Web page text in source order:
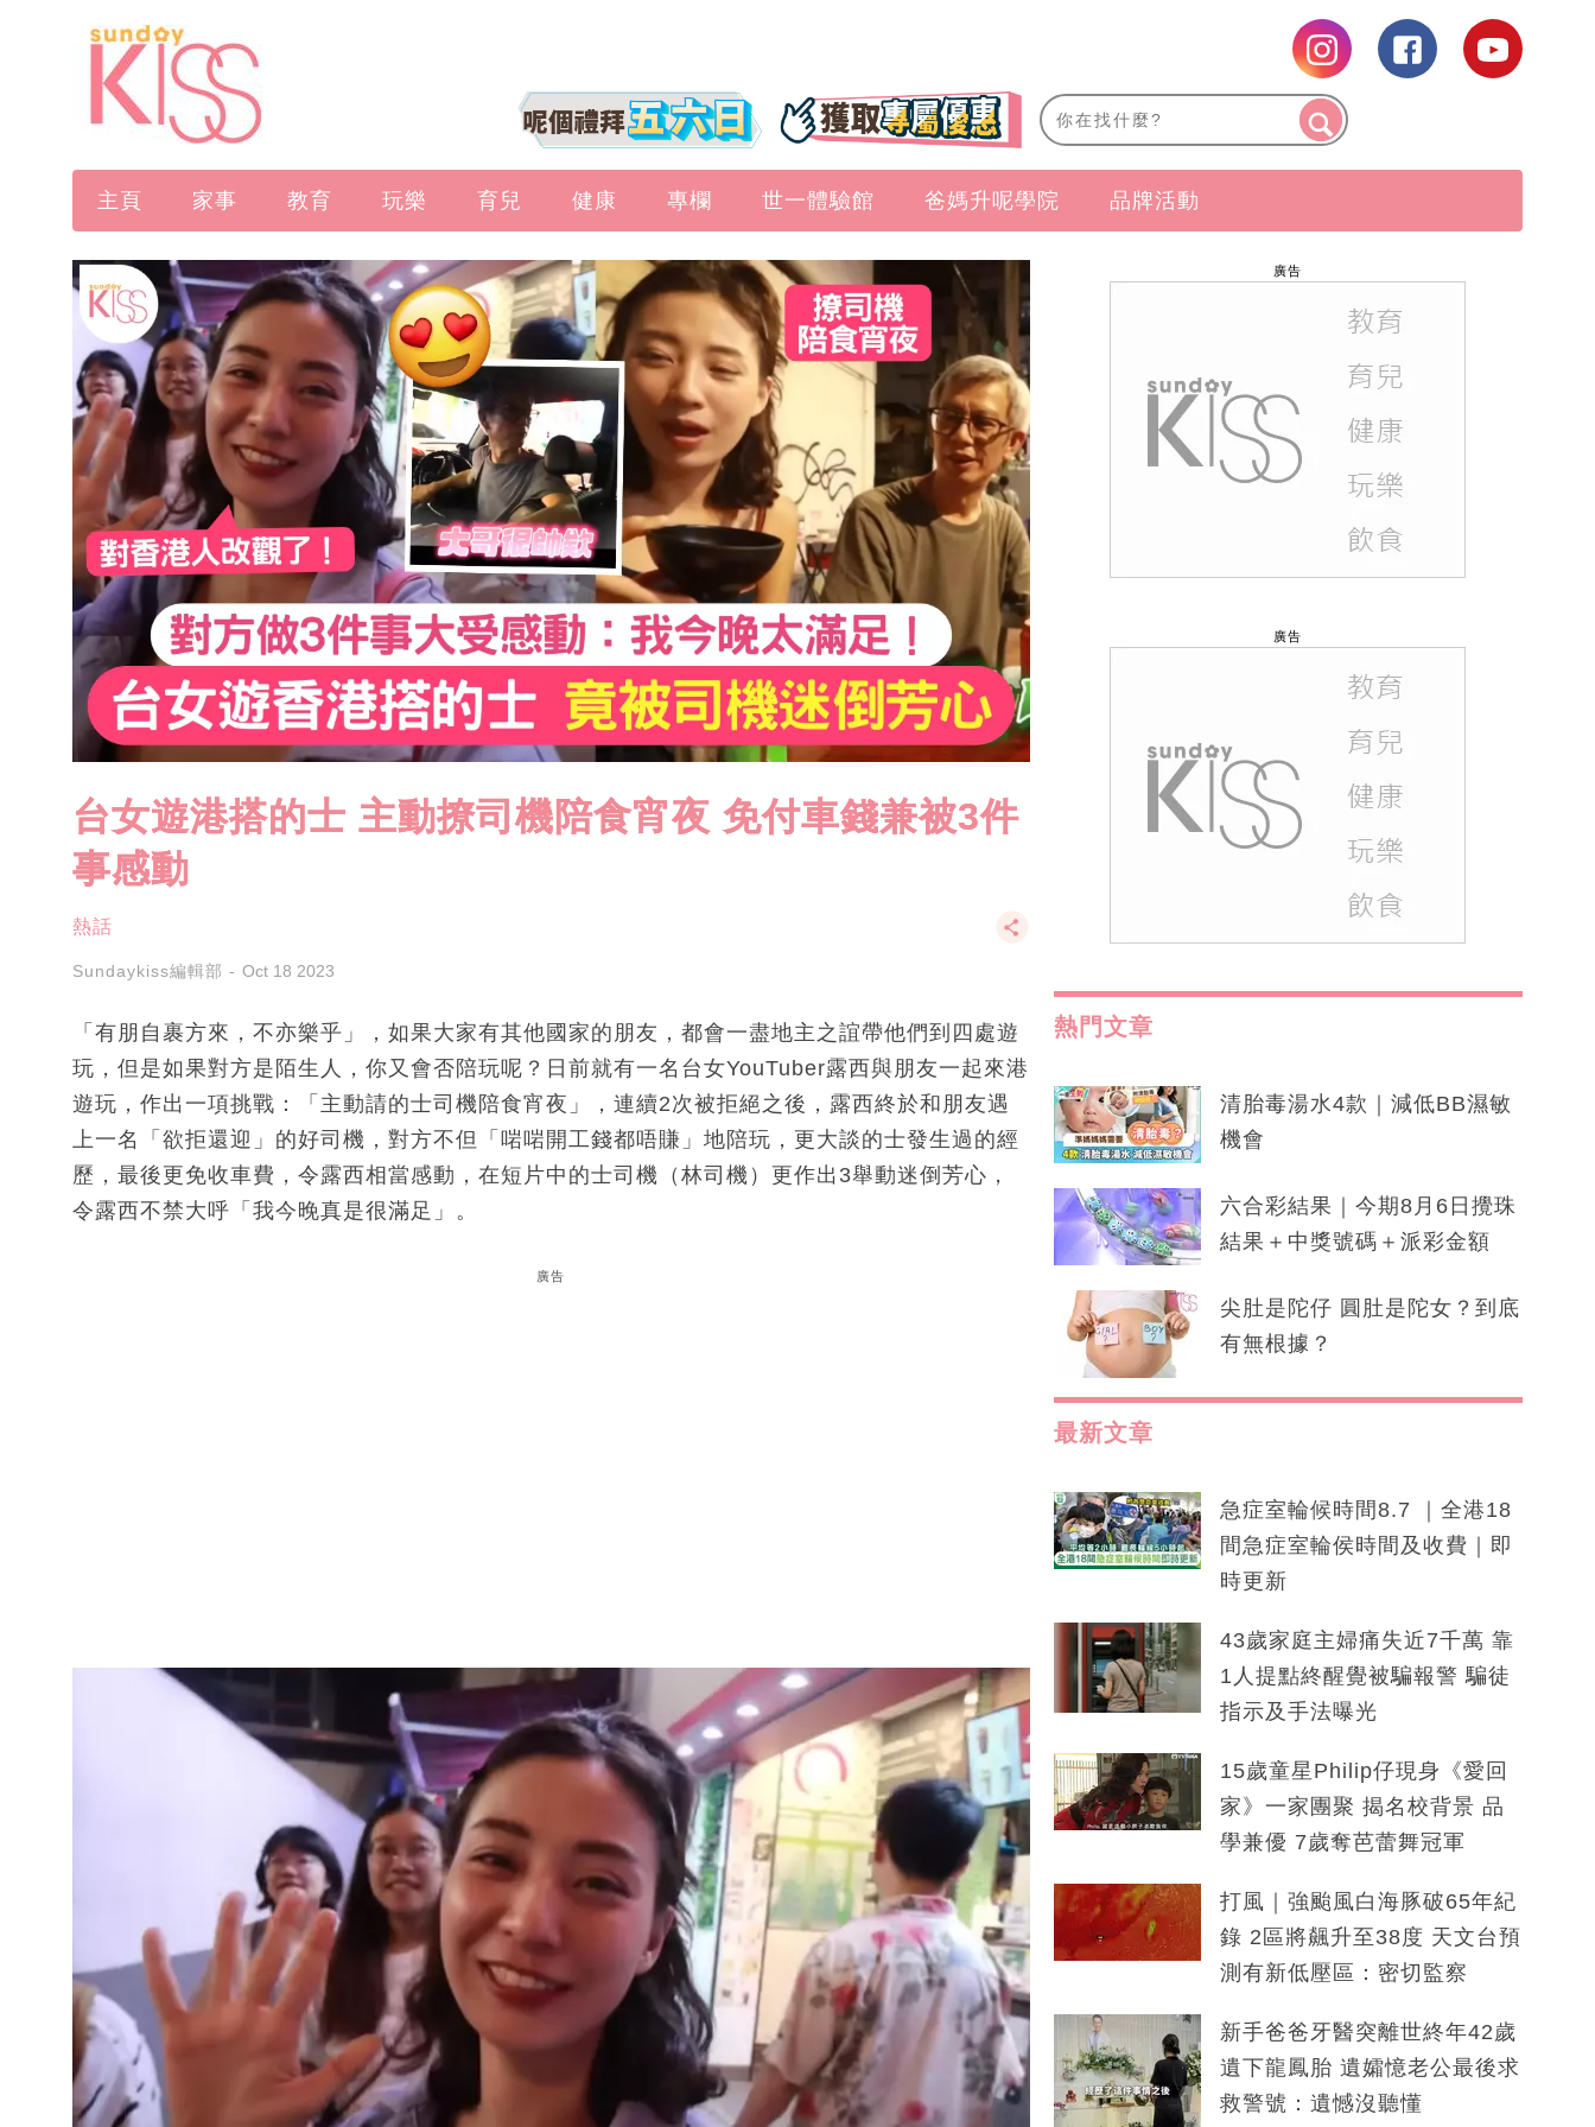
主頁 家事 教育 玩樂 育兒 健康 專欄 世一體驗館 爸媽升呢學院 品牌活動
台女遊港搭的士 主動撩司機陪食宵夜 免付車錢兼被3件
事感動
熱話
Sundaykiss編輯部 Oct 18 2023
「有朋自裹方來，不亦樂乎」，如果大家有其他國家的朋友，都會一盡地主之誼帶他們到四處遊
玩，但是如果對方是陌生人，你又會否陪玩呢？日前就有一名台女YouTuber露西與朋友一起來港
遊玩，作出一項挑戰：「主動請的士司機陪食宵夜」，連續2次被拒絕之後，露西終於和朋友遇
上一名「欲拒還迎」的好司機，對方不但「啱啱開工錢都唔賺」地陪玩，更大談的士發生過的經
歷，最後更免收車費，令露西相當感動，在短片中的士司機（林司機）更作出3舉動迷倒芳心，
令露西不禁大呼「我今晚真是很滿足」。
廣告
廣告
廣告
熱門文章
清胎毒湯水4款｜減低BB濕敏
機會
六合彩結果｜今期8月6日攪珠
結果＋中獎號碼＋派彩金額
尖肚是陀仔 圓肚是陀女？到底
有無根據？
最新文章
急症室輪候時間8.7 ｜全港18
間急症室輪侯時間及收費｜即
時更新
43歲家庭主婦痛失近7千萬 靠
1人提點終醒覺被騙報警 騙徒
指示及手法曝光
15歲童星Philip仔現身《愛回
家》一家團聚 揭名校背景 品
學兼優 7歲奪芭蕾舞冠軍
打風｜強颱風白海豚破65年紀
錄 2區將飆升至38度 天文台預
測有新低壓區：密切監察
新手爸爸牙醫突離世終年42歲
遺下龍鳳胎 遺孀憶老公最後求
救警號：遺憾沒聽懂